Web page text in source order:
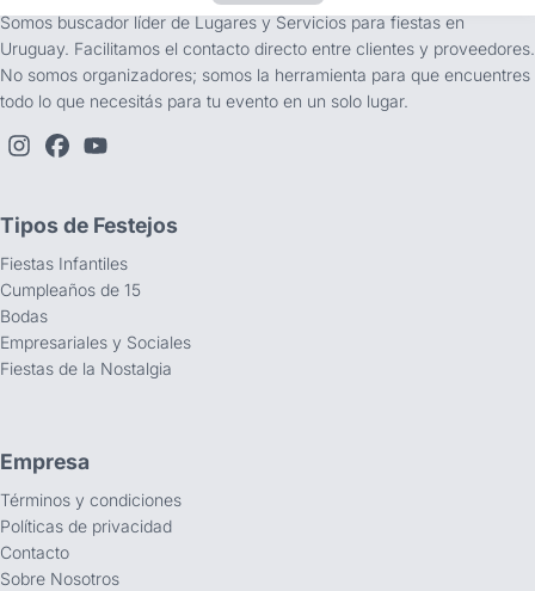
Somos buscador líder de Lugares y Servicios para fiestas en
Uruguay. Facilitamos el contacto directo entre clientes y proveedores.
No somos organizadores; somos la herramienta para que encuentres
todo lo que necesitás para tu evento en un solo lugar.
Tipos de Festejos
Fiestas Infantiles
Cumpleaños de 15
Bodas
Empresariales y Sociales
Fiestas de la Nostalgia
Empresa
Términos y condiciones
Políticas de privacidad
Contacto
Sobre Nosotros